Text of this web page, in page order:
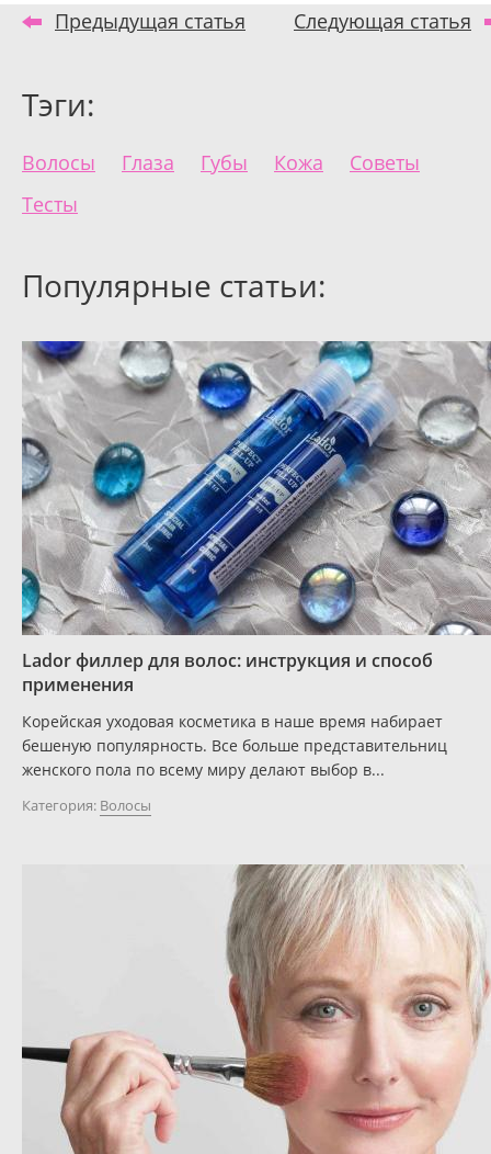
Предыдущая статья Следующая статья
Тэги:
Волосы Глаза Губы Кожа
Советы
Тесты
Популярные статьи:
Lador филлер для волос: инструкция и способ
применения
Корейская уходовая косметика в наше время набирает
бешеную популярность. Все больше представительниц
женского пола по всему миру делают выбор в...
Категория: Волосы